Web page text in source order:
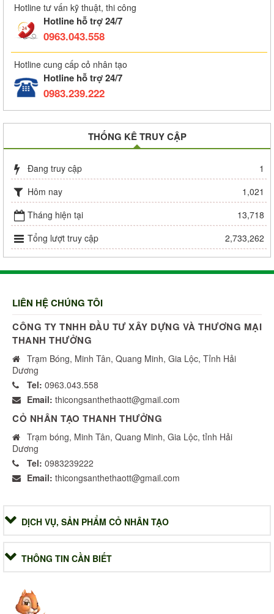
Hotline tư vấn kỹ thuật, thi công
Hotline hỗ trợ 24/7
0963.043.558
Hotline cung cấp cỏ nhân tạo
Hotline hỗ trợ 24/7
0983.239.222
THỐNG KÊ TRUY CẬP
Đang truy cập
1
Hôm nay
1,021
Tháng hiện tại
13,718
Tổng lượt truy cập
2,733,262
LIÊN HỆ CHÚNG TÔI
CÔNG TY TNHH ĐẦU TƯ XÂY DỰNG VÀ THƯƠNG MẠI
THANH THƯỞNG
Trạm Bóng, Minh Tân, Quang Minh, Gia Lộc, Tỉnh Hải
Dương
Tel: 0963.043.558
Email: thicongsanthethaott@gmail.com
CỎ NHÂN TẠO THANH THƯỞNG
Trạm bóng, Minh Tân, Quang Minh, Gia Lộc, tỉnh Hải
Dương
Tel: 0983239222
Email: thicongsanthethaott@gmail.com
DỊCH VỤ, SẢN PHẨM CỎ NHÂN TẠO
THÔNG TIN CẦN BIẾT